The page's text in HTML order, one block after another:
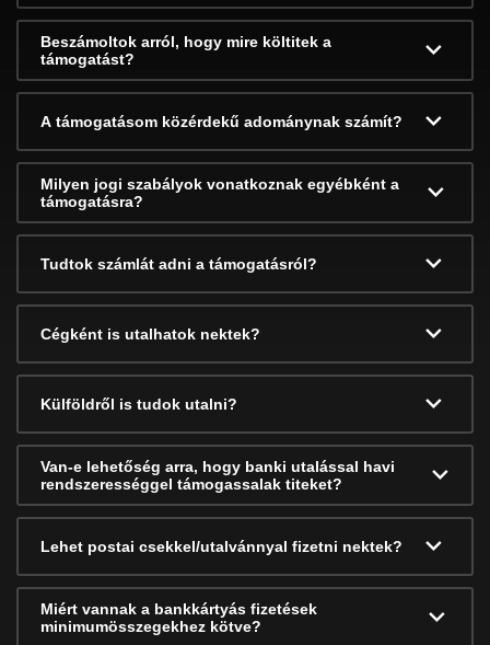
Beszámoltok arról, hogy mire költitek a
támogatást?
A támogatásom közérdekű adománynak számít?
Milyen jogi szabályok vonatkoznak egyébként a
támogatásra?
Tudtok számlát adni a támogatásról?
Cégként is utalhatok nektek?
Külföldről is tudok utalni?
Van-e lehetőség arra, hogy banki utalással havi
rendszerességgel támogassalak titeket?
Lehet postai csekkel/utalvánnyal fizetni nektek?
Miért vannak a bankkártyás fizetések
minimumösszegekhez kötve?